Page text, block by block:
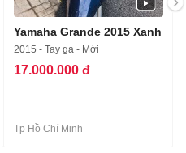
Yamaha Grande 2015 Xanh
2015 - Tay ga - Mới
17.000.000 đ
Tp Hồ Chí Minh